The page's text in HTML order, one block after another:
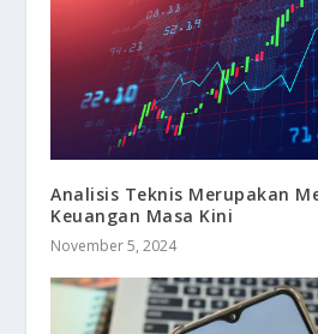
Analisis Teknis Merupakan
Keuangan Masa Kini
November 5, 2024